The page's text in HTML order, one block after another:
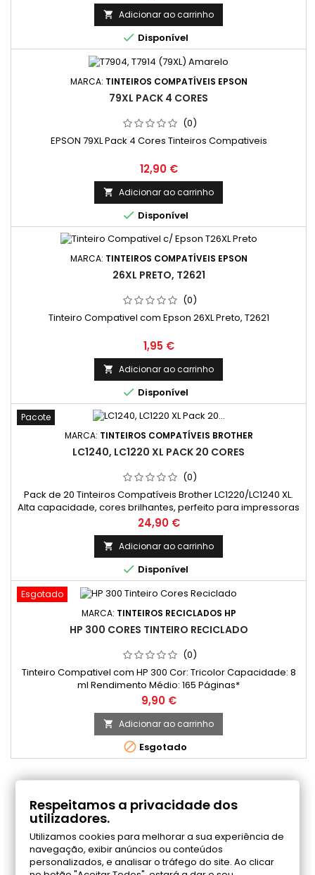
 Adicionar ao carrinho
 Disponível
MARCA: TINTEIROS COMPATÍVEIS EPSON
79XL PACK 4 CORES
(0)
EPSON 79XL Pack 4 Cores Tinteiros Compativeis
Preço
12,90 €
 Adicionar ao carrinho
 Disponível
MARCA: TINTEIROS COMPATÍVEIS EPSON
26XL PRETO, T2621
(0)
Tinteiro Compativel com Epson 26XL Preto, T2621
Preço
1,95 €
 Adicionar ao carrinho
 Disponível
Pacote
MARCA: TINTEIROS COMPATÍVEIS BROTHER
LC1240, LC1220 XL PACK 20 CORES
(0)
Pack de 20 Tinteiros Compatíveis Brother LC1220/LC1240 XL.
Alta capacidade, cores brilhantes, perfeito para impressoras
Brother.
Preço
24,90 €
 Adicionar ao carrinho
 Disponível
Esgotado
MARCA: TINTEIROS RECICLADOS HP
HP 300 CORES TINTEIRO RECICLADO
(0)
Tinteiro Compativel com HP 300 Cor: Tricolor Capacidade: 8
ml Rendimento Médio: 165 Páginas*
Preço
9,90 €
 Adicionar ao carrinho
 Esgotado
COMENTÁRIOS (0)
Seja o primeiro a fazer uma avaliação
Respeitamos a privacidade dos
utilizadores.
Utilizamos cookies para melhorar a sua experiência de
navegação, exibir anúncios ou conteúdos
personalizados, e analisar o tráfego do site. Ao clicar